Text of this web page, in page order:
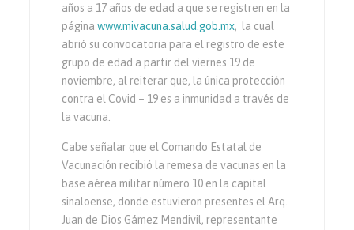
años a 17 años de edad a que se registren en la
páginawww.mivacuna.salud.gob.mx, la cual
abrió su convocatoria para el registro de este
grupo de edad a partir del viernes 19 de
noviembre, al reiterar que, la única protección
contra el Covid – 19 es a inmunidad a través de
la vacuna.
Cabe señalar que el Comando Estatal de
Vacunación recibió la remesa de vacunas en la
base aérea militar número 10 en la capital
sinaloense, donde estuvieron presentes el Arq.
Juan de Dios Gámez Mendivil, representante